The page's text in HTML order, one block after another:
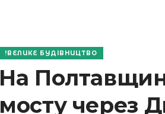
ВЕЛИКЕ БУДІВНИЦТВО
На
мосту через